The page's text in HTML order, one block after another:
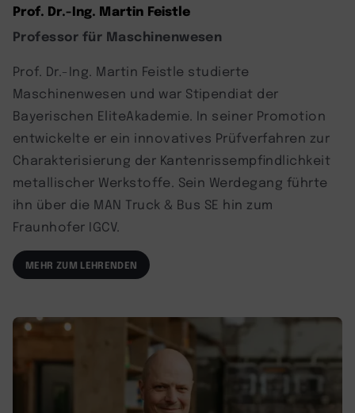
Prof. Dr.-Ing. Martin Feistle
Professor für Maschinenwesen
Prof. Dr.-Ing. Martin Feistle studierte
Maschinenwesen und war Stipendiat der
Bayerischen EliteAkademie. In seiner Promotion
entwickelte er ein innovatives Prüfverfahren zur
Charakterisierung der Kantenrissempfindlichkeit
metallischer Werkstoffe. Sein Werdegang führte
ihn über die MAN Truck & Bus SE hin zum
Fraunhofer IGCV.
MEHR ZUM LEHRENDEN